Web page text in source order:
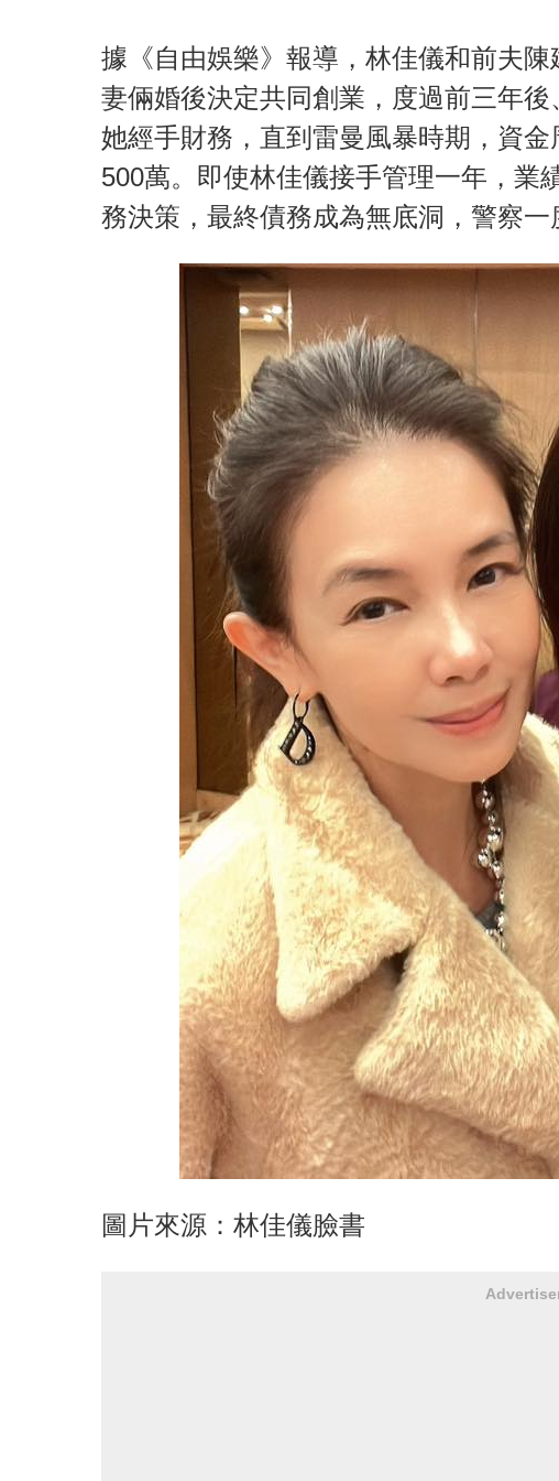
據《自由娛樂》報導，林佳儀和前夫
妻倆婚後決定共同創業，度過前三年
她經手財務，直到雷曼風暴時期，資
500萬。即使林佳儀接手管理一年，業
務決策，最終債務成為無底洞，警察一
圖片來源：林佳儀臉書